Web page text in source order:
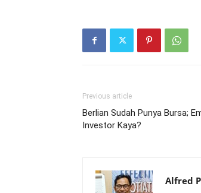
Previous article
Berlian Sudah Punya Bursa;
Investor Kaya?
Alfred